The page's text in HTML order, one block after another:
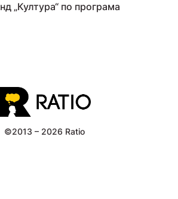
„Култура“ по програма
©2013 – 2026 Ratio